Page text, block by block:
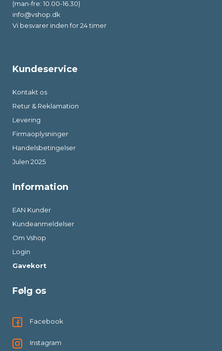
(man-fre: 10.00-16.30)
info@vshop.dk
Vi besvarer inden for 24 timer
Kundeservice
Kontakt os
Retur & Reklamation
Levering
Firmaoplysninger
Handelsbetingelser
Julen 2025
Information
EAN Kunder
Kundeanmeldelser
Om Vshop
Login
Gavekort
Følg os
Facebook
Instagram